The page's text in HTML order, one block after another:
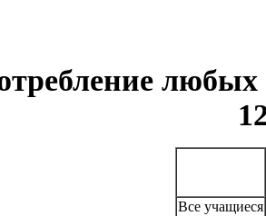
любых
Все учащиеся